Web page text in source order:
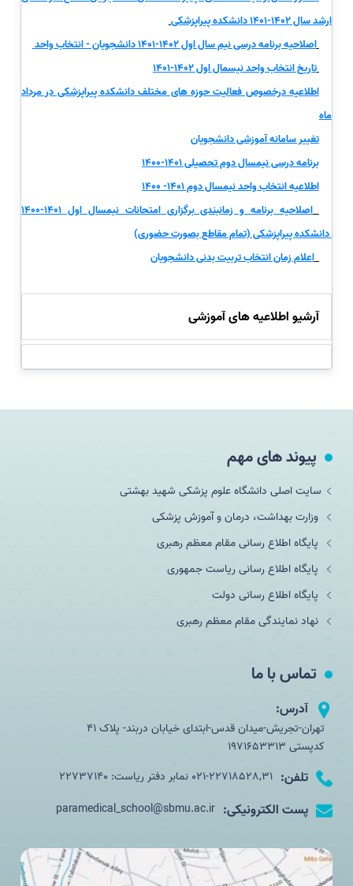
ارشد سال 1402-1401 دانشکده پیراپزشکی
اصلاحیه برنامه درسی نیم سال اول 1402-1401 دانشجویان - انتخاب واحد
تاریخ انتخاب واحد نیسمال اول 1402-1401
اطلاعیه درخصوص فعالیت حوزه های مختلف دانشکده پیراپزشکی در مرداد
ماه
تغییر سامانه آموزشی دانشجویان
برنامه درسی نیمسال دوم تحصیلی 1401-1400
اطلاعیه انتخاب واحد نیمسال دوم 1401- 1400
اصلاحیه برنامه و زمانبندی برگزاری امتحانات نیمسال اول 1401-1400
دانشکده پیراپزشکی (تمام مقاطع بصورت حضوری)
اعلام زمان انتخاب تربیت بدنی دانشجویان
آرشیو اطلاعیه های آموزشی
پیوند های مهم
سایت اصلی دانشگاه علوم پزشکی شهید بهشتی
وزارت بهداشت، درمان و آموزش پزشکی
پایگاه اطلاع رسانی مقام معظم رهبری
پایگاه اطلاع رسانی ریاست جمهوری
پایگاه اطلاع رسانی دولت
نهاد نمایندگی مقام معظم رهبری
تماس با ما
آدرس:
تهران-تجریش-میدان قدس-ابتدای خیابان دربند- پلاک 41
کدپستی 1971653313
تلفن: 021-22718528,31 نمابر دفتر ریاست: 22737140
پست الکترونیکی: paramedical_school@sbmu.ac.ir